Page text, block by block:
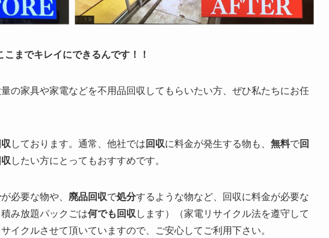
こまでキレイにできるんです！！
の家具や家電などを不用品回収してもらいたい方、ぜひ私たちにお任
しております。 通常、他社では回収に料金が発生する物も、 無料で回
したい方にとってもおすすめです。
が必要な物や、 廃品回収で処分するような物など、回収に料金が必要な
み放題パックごは何でも回収します）（家電リサイクル法を遵守して
イクルさせて頂いていますので、ご安心してご利用下さい。